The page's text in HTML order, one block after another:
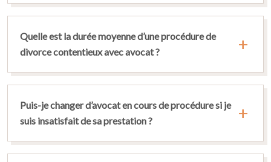
Quelle est la durée moyenne d’une procédure de
divorce contentieux avec avocat ?
Puis-je changer d’avocat en cours de procédure si je
suis insatisfait de sa prestation ?